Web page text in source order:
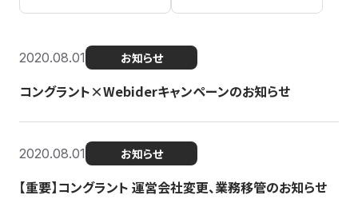
2020.08.01 お知らせ
コングラント×Webiderキャンペーンのお知らせ
2020.08.01 お知らせ
【重要】コングラント 運営会社変更、業務移管のお知らせ